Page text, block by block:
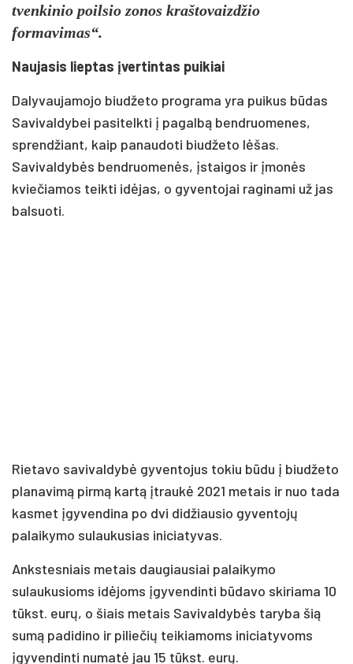
tvenkinio poilsio zonos kraštovaizdžio
formavimas“.
Naujasis lieptas įvertintas puikiai
Dalyvaujamojo biudžeto programa yra puikus būdas
Savivaldybei pasitelkti į pagalbą bendruomenes,
sprendžiant, kaip panaudoti biudžeto lėšas.
Savivaldybės bendruomenės, įstaigos ir įmonės
kviečiamos teikti idėjas, o gyventojai raginami už jas
balsuoti.
Rietavo savivaldybė gyventojus tokiu būdu į biudžeto
planavimą pirmą kartą įtraukė 2021 metais ir nuo tada
kasmet įgyvendina po dvi didžiausio gyventojų
palaikymo sulaukusias iniciatyvas.
Ankstesniais metais daugiausiai palaikymo
sulaukusioms idėjoms įgyvendinti būdavo skiriama 10
tūkst. eurų, o šiais metais Savivaldybės taryba šią
sumą padidino ir piliečių teikiamoms iniciatyvoms
įgyvendinti numatė jau 15 tūkst. eurų.